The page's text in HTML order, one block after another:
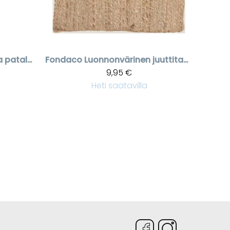
Kesäinen sitruuna patalappu Fondaco
Luonnonvärinen juuttitabletti Bilbo
9,95 €
Heti saatavilla